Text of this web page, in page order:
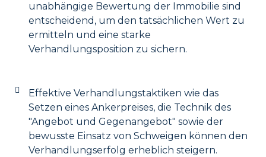
unabhängige Bewertung der Immobilie sind
entscheidend, um den tatsächlichen Wert zu
ermitteln und eine starke
Verhandlungsposition zu sichern.
Effektive Verhandlungstaktiken wie das
Setzen eines Ankerpreises, die Technik des
"Angebot und Gegenangebot" sowie der
bewusste Einsatz von Schweigen können den
Verhandlungserfolg erheblich steigern.